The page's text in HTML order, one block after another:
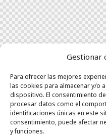
Gestionar
Para ofrecer las mejores
las cookies para almacenar y/o
dispositivo. El consentimiento
procesar datos como el
identificaciones únicas en este
consentimiento, puede afectar
y funciones.